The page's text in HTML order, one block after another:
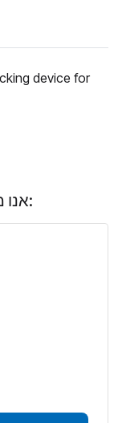
device for
אנו ממליצים על האפליקציה: